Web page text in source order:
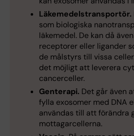
Läkemedelstransportör.
som biologiska
läkemedel. De kan då
receptorer eller ligander
de målstyrs till vissa
det möjligt att leverera
cancerceller.
Genterapi. Det går även
fylla exosomer med DNA
användas till att förändra
mottagarcellerna.